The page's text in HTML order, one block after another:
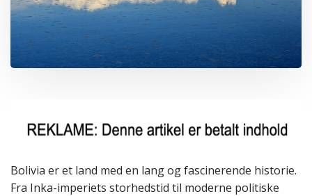
Bolivia er et land med en lang og fascinerende historie.
Fra Inka-imperiets storhedstid til moderne politiske